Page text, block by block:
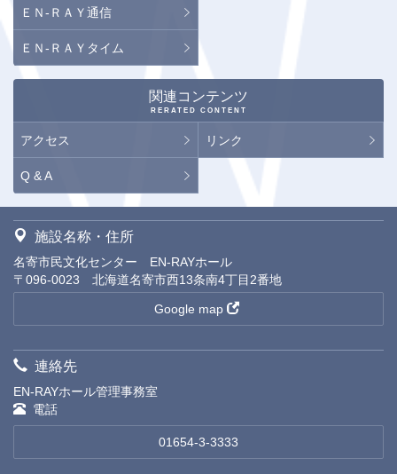
ＥＮ-ＲＡＹ通信
ＥＮ-ＲＡＹタイム
関連コンテンツ
RERATED CONTENT
アクセス リンク
Q & A
施設名称・住所
名寄市民文化センター EN-RAYホール
〒096-0023 北海道名寄市西13条南4丁目2番地
Google map
連絡先
EN-RAYホール管理事務室
電話
01654-3-3333